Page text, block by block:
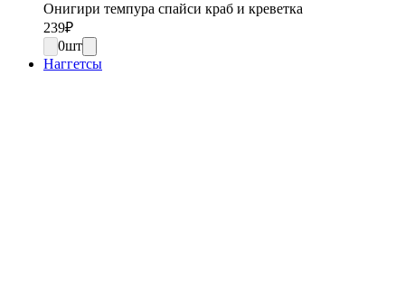
Онигири темпура спайси краб и креветка
239₽
0шт
Наггетсы